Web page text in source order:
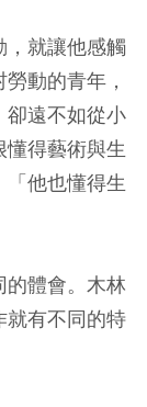
，就讓他感觸
動的青年，
卻遠不如從小
得藝術與生
他也懂得生
體會。木林
就有不同的特